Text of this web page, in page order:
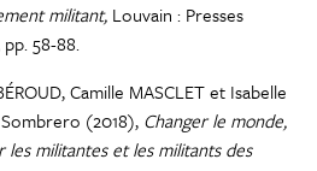
militant, Louvain : Presses
58-88.
Camille MASCLET et Isabelle
(2018), Changer le monde,
les militantes et les militants des